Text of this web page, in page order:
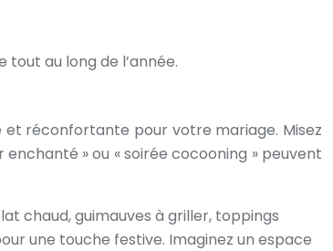
au long de l’année.
et réconfortante pour votre mariage. Misez
» ou « soirée cocooning » peuvent
chaud, guimauves à griller, toppings
une touche festive. Imaginez un espace